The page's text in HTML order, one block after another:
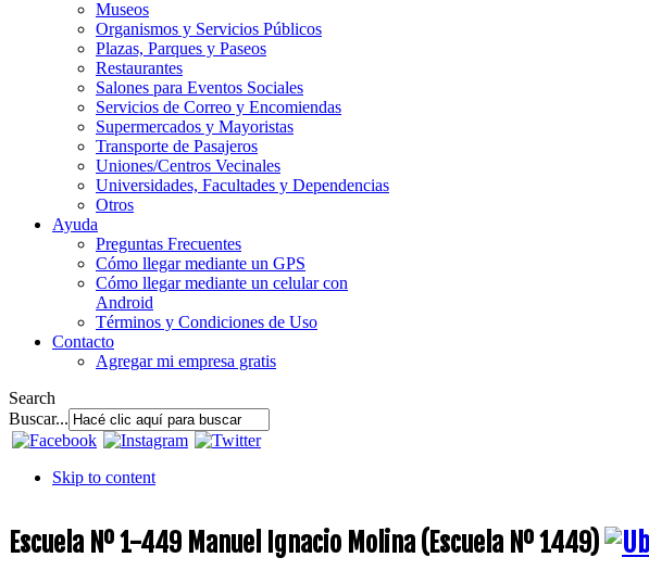
Museos
Organismos y Servicios Públicos
Plazas, Parques y Paseos
Restaurantes
Salones para Eventos Sociales
Servicios de Correo y Encomiendas
Supermercados y Mayoristas
Transporte de Pasajeros
Uniones/Centros Vecinales
Universidades, Facultades y Dependencias
Otros
Ayuda
Preguntas Frecuentes
Cómo llegar mediante un GPS
Cómo llegar mediante un celular con
Android
Términos y Condiciones de Uso
Contacto
Agregar mi empresa gratis
Search
Buscar...
Skip to content
Escuela Nº 1-449 Manuel Ignacio Molina (Escuela Nº 1449)